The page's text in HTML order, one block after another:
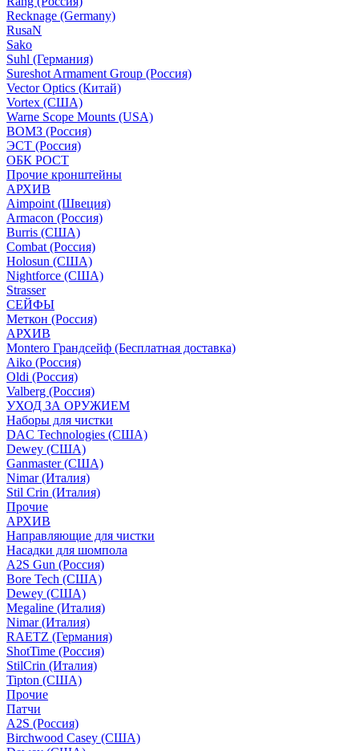
Recknage (Germany)
RusaN
Sako
Suhl (Германия)
Sureshot Armament Group (Россия)
Vector Optics (Китай)
Vortex (США)
Warne Scope Mounts (USA)
ВОМЗ (Россия)
ЭСТ (Россия)
ОБК РОСТ
Прочие кронштейны
АРХИВ
Aimpoint (Швеция)
Armacon (Россия)
Burris (США)
Combat (Россия)
Holosun (США)
Nightforce (США)
Strasser
СЕЙФЫ
Меткон (Россия)
АРХИВ
Montero Грандсейф (Бесплатная доставка)
Aiko (Россия)
Oldi (Россия)
Valberg (Россия)
УХОД ЗА ОРУЖИЕМ
Наборы для чистки
DAC Technologies (США)
Dewey (США)
Ganmaster (США)
Nimar (Италия)
Stil Crin (Италия)
Прочие
АРХИВ
Направляющие для чистки
Насадки для шомпола
A2S Gun (Россия)
Bore Tech (США)
Dewey (США)
Megaline (Италия)
Nimar (Италия)
RAETZ (Германия)
ShotTime (Россия)
StilCrin (Италия)
Tipton (США)
Прочие
Патчи
A2S (Россия)
Birchwood Casey (США)